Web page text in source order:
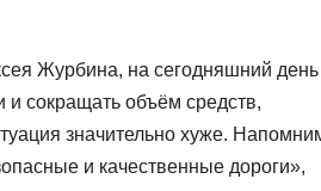
Журбина, на сегодняшний день
и сокращать объём средств,
значительно хуже.
и качественные дороги»,